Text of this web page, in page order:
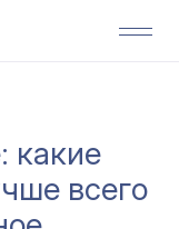
какие
всего